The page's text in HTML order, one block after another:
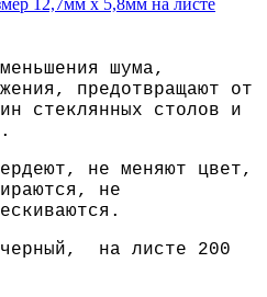
шума,
предотвращают от
стеклянных столов и
не меняют цвет,
не
на листе 200